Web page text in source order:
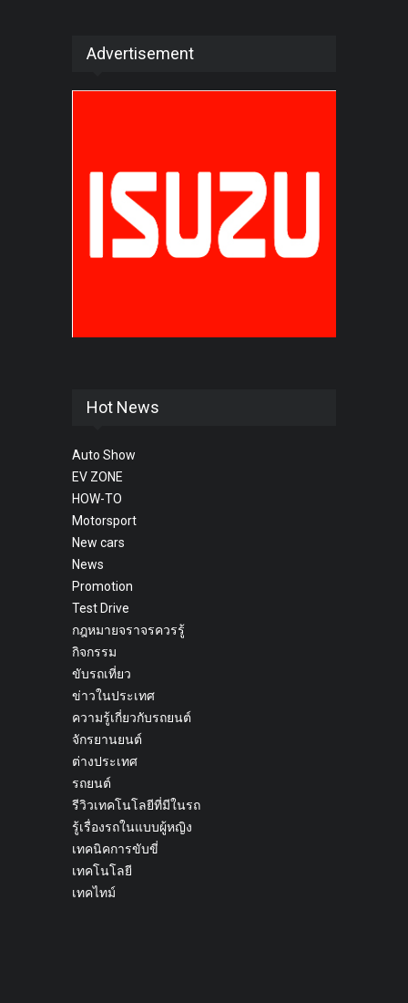
Advertisement
Hot News
Auto Show
EV ZONE
HOW-TO
Motorsport
New cars
News
Promotion
Test Drive
กฎหมายจราจรควรรู้
กิจกรรม
ขับรถเที่ยว
ข่าวในประเทศ
ความรู้เกี่ยวกับรถยนต์
จักรยานยนต์
ต่างประเทศ
รถยนต์
รีวิวเทคโนโลยีที่มีในรถ
รู้เรื่องรถในแบบผู้หญิง
เทคนิคการขับขี่
เทคโนโลยี
เทคไทม์